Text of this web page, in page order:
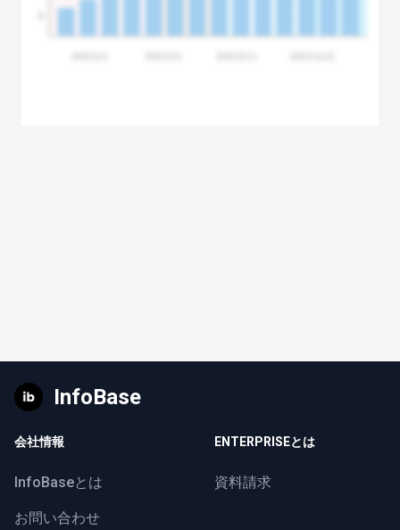
InfoBase
会社情報
InfoBaseとは
お問い合わせ
ENTERPRISEとは
資料請求